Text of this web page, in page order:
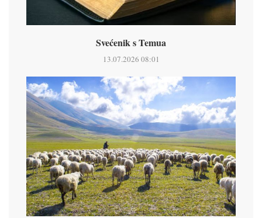
Svećenik s Temua
13.07.2026 08:01